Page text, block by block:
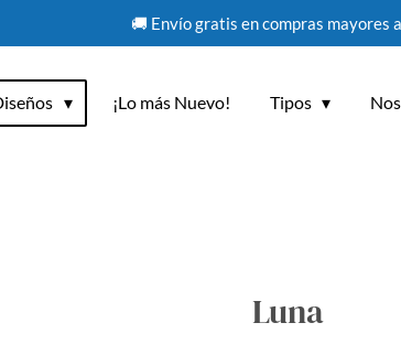
🚚 Envío gratis en compras mayores
¡Lo más Nuevo! Tipos
Luna